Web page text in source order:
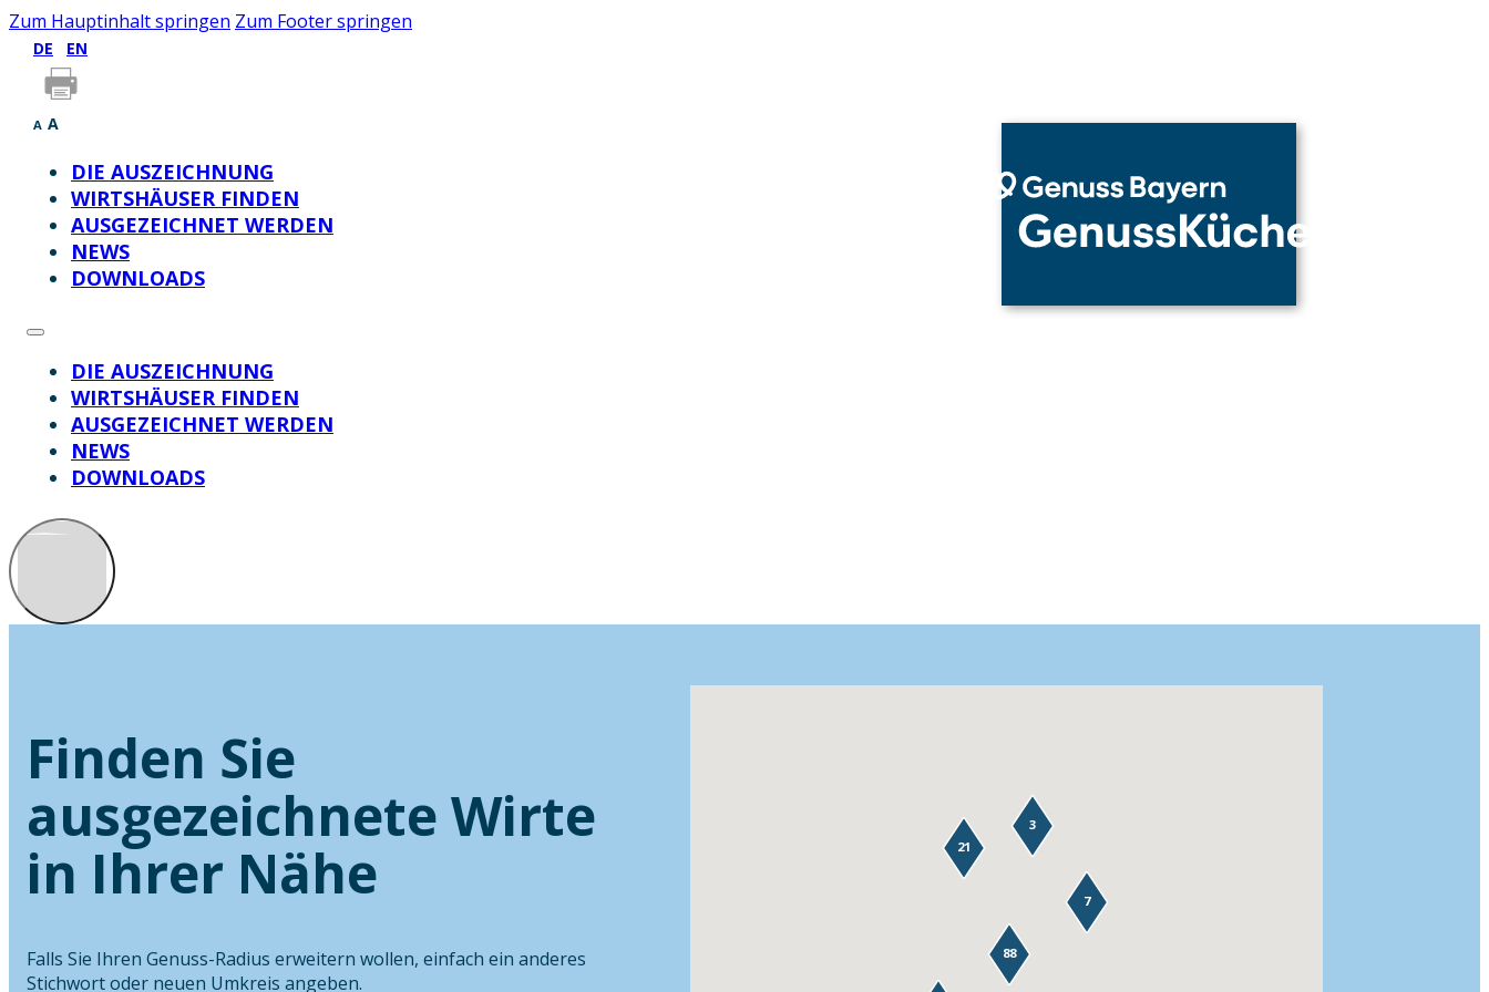
Zum Hauptinhalt springen Zum Footer springen
DE EN
A A
DIE AUSZEICHNUNG
WIRTSHÄUSER FINDEN
AUSGEZEICHNET WERDEN
NEWS
DOWNLOADS
DIE AUSZEICHNUNG
WIRTSHÄUSER FINDEN
AUSGEZEICHNET WERDEN
NEWS
DOWNLOADS
Finden Sie
ausgezeichnete Wirte
in Ihrer Nähe
Falls Sie Ihren Genuss-Radius erweitern wollen, einfach ein anderes
Stichwort oder neuen Umkreis angeben.
88
7
21
3